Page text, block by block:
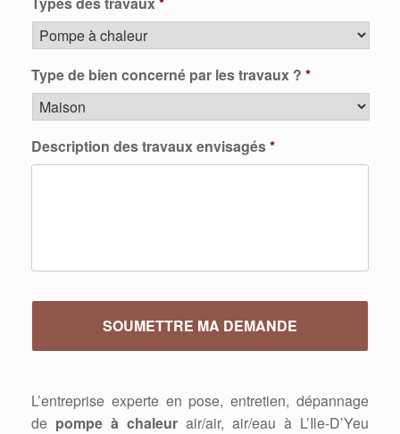
Type de bien concerné par les travaux ? *
Description des travaux envisagés*
L’entreprise experte en pose, entretien, dépannage
de pompe à chaleur air/air, air/eau à L’Ile-D’Yeu